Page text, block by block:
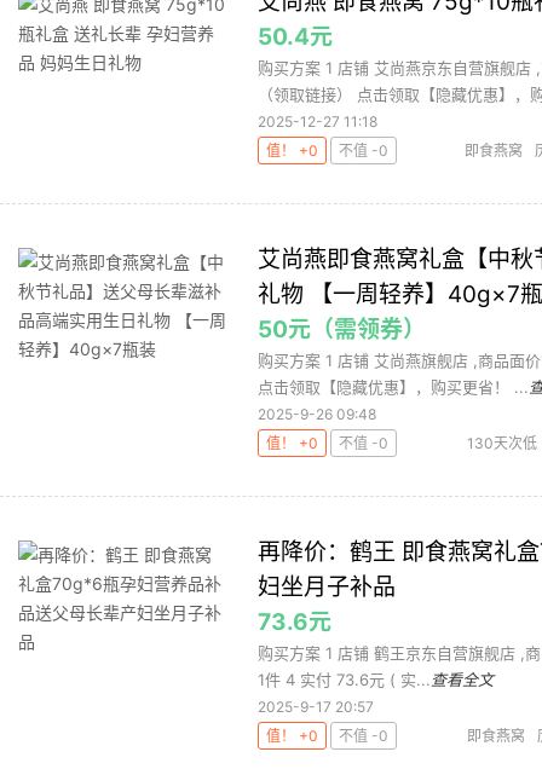
50.4元
购买方案 1 店铺 艾尚燕京东自营旗舰
（领取链接） 点击领取【隐藏优惠】，
2025-12-27 11:18
值！ +0
不值 -0 即食燕窝
艾尚燕即食燕窝礼盒【中
礼物 【一周轻养】40g×7
50元（需领券）
购买方案 1 店铺 艾尚燕旗舰店 ,商品面
点击领取【隐藏优惠】，购买更省！ ...
2025-9-26 09:48
值！ +0
不值 -0 130天次低
再降价：鹤王 即食燕窝礼
妇坐月子补品
73.6元
购买方案 1 店铺 鹤王京东自营旗舰店 ,
1件 4 实付 73.6元 ( 实... 查看全文
2025-9-17 20:57
值！ +0
不值 -0 即食燕窝